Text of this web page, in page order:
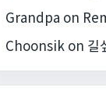
Grandpa on
Choonsik on 길